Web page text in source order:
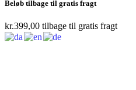
Beløb tilbage til gratis fragt
kr.399,00 tilbage til gratis fragt